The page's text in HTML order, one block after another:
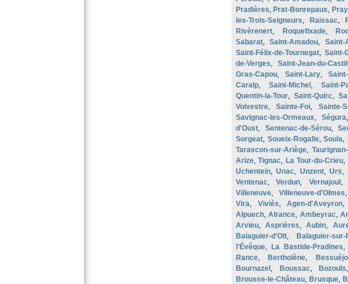
Pradières, Prat-Bonrepaux,
les-Trois-Seigneurs, Raissac,
Rivèrenert, Roquefixade,
Sabarat,Saint-Amadou, Saint-
Saint-Félix-de-Tournegat,Saint-
de-Verges, Saint-Jean-du-
Gras-Capou, Saint-Lary,
Caralp, Saint-Michel , Saint-
Quentin-la-Tour, Saint-Quirc,
Volvestre,Sainte-Foi, Sainte-
Savignac-les-Ormeaux,Ségura
d'Oust, Sentenac-de-Sérou,
Sorgeat, Soueix-Rogalle,Soula,
Tarascon-sur-Ariège,
Arize,Tignac, La Tour-du-Crieu,
Uchentein,Unac, Unzent,Urs,
Ventenac,Verdun, Vernajoul
Villeneuve,Villeneuve-d'Olmes
Vira, Viviès,Agen-d'Aveyron
Alpuech,Alrance, Ambeyrac,
Arvieu,Asprières,Aubin,
Balaguier-d'Olt, Balaguier-sur-
l'Évêque, La Bastide-Pradines,
Rance, Bertholène,
Bournazel , Boussac, Bozouls
Brousse-le-Château, Brusque,